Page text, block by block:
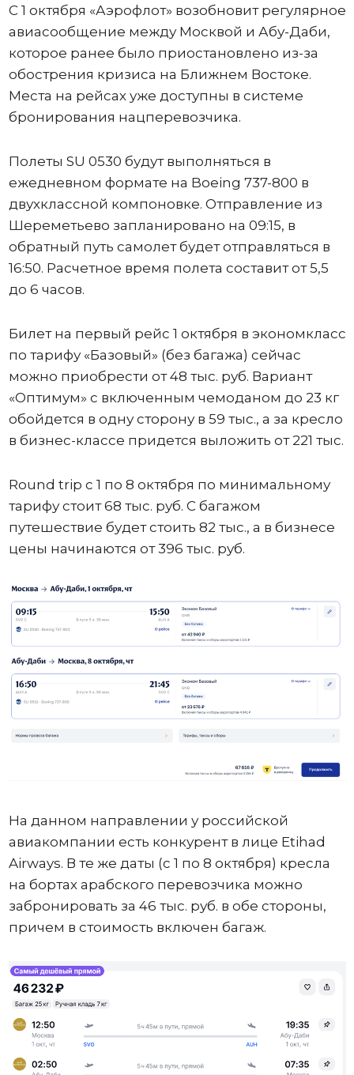
С 1 октября «Аэрофлот» возобновит регулярное
авиасообщение между Москвой и Абу-Даби,
которое ранее было приостановлено из-за
обострения кризиса на Ближнем Востоке.
Места на рейсах уже доступны в системе
бронирования нацперевозчика.
Полеты SU 0530 будут выполняться в
ежедневном формате на Boeing 737-800 в
двухклассной компоновке. Отправление из
Шереметьево запланировано на 09:15, в
обратный путь самолет будет отправляться в
16:50. Расчетное время полета составит от 5,5
до 6 часов.
Билет на первый рейс 1 октября в экономкласс
по тарифу «Базовый» (без багажа) сейчас
можно приобрести от 48 тыс. руб. Вариант
«Оптимум» с включенным чемоданом до 23 кг
обойдется в одну сторону в 59 тыс., а за кресло
в бизнес-классе придется выложить от 221 тыс.
Round trip с 1 по 8 октября по минимальному
тарифу стоит 68 тыс. руб. С багажом
путешествие будет стоить 82 тыс., а в бизнесе
цены начинаются от 396 тыс. руб.
На данном направлении у российской
авиакомпании есть конкурент в лице Etihad
Airways. В те же даты (с 1 по 8 октября) кресла
на бортах арабского перевозчика можно
забронировать за 46 тыс. руб. в обе стороны,
причем в стоимость включен багаж.